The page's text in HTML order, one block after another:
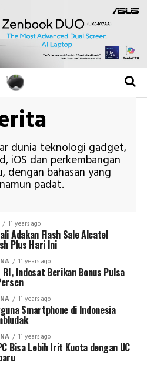
dunia teknologi gadget,
iOS dan perkembangan
dengan bahasan yang
padat.
11 years ago
Adakan Flash Sale Alcatel
Plus Hari Ini
11 years ago
RI, Indosat Berikan Bonus Pulsa
11 years ago
Smartphone di Indonesia
11 years ago
Bisa Lebih Irit Kuota dengan UC